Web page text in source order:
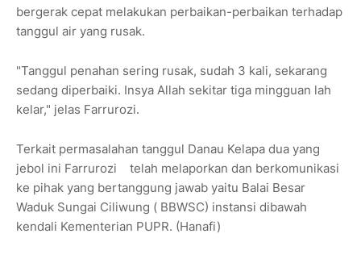
bergerak cepat melakukan perbaikan-perbaikan terhadap
tanggul air yang rusak.
"Tanggul penahan sering rusak, sudah 3 kali, sekarang
sedang diperbaiki. Insya Allah sekitar tiga mingguan lah
kelar," jelas Farrurozi.
Terkait permasalahan tanggul Danau Kelapa dua yang
jebol ini Farrurozi telah melaporkan dan berkomunikasi
ke pihak yang bertanggung jawab yaitu Balai Besar
Waduk Sungai Ciliwung ( BBWSC) instansi dibawah
kendali Kementerian PUPR. (Hanafi)